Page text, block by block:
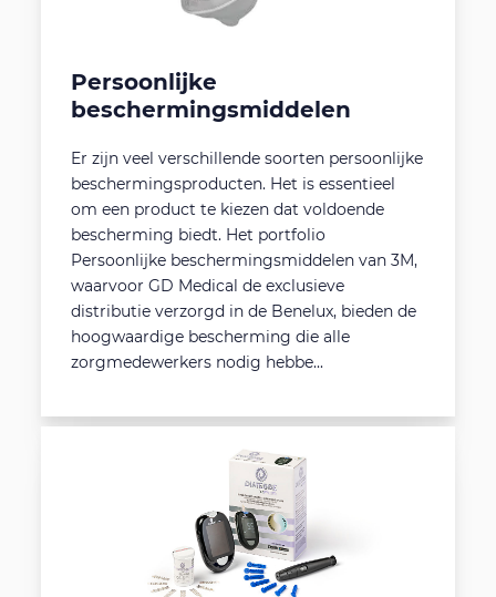
Persoonlijke
beschermingsmiddelen
Er zijn veel verschillende soorten persoonlijke
beschermingsproducten. Het is essentieel
om een product te kiezen dat voldoende
bescherming biedt. Het portfolio
Persoonlijke beschermingsmiddelen van 3M,
waarvoor GD Medical de exclusieve
distributie verzorgd in de Benelux, bieden de
hoogwaardige bescherming die alle
zorgmedewerkers nodig hebbe...